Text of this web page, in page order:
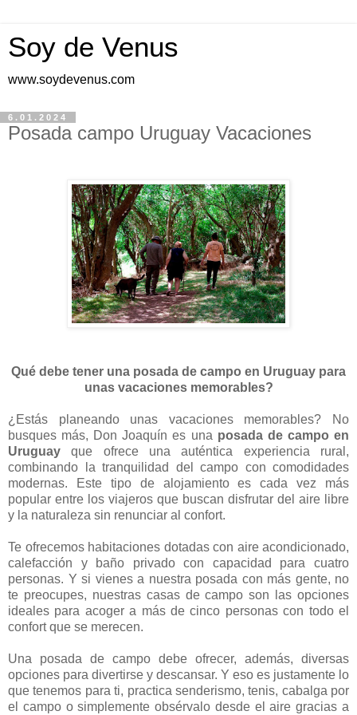
Soy de Venus
www.soydevenus.com
6.01.2024
Posada campo Uruguay Vacaciones
Qué debe tener una posada de campo en Uruguay para
unas vacaciones memorables?
¿Estás planeando unas vacaciones memorables? No
busques más, Don Joaquín es una posada de campo en
Uruguay que ofrece una auténtica experiencia rural,
combinando la tranquilidad del campo con comodidades
modernas. Este tipo de alojamiento es cada vez más
popular entre los viajeros que buscan disfrutar del aire libre
y la naturaleza sin renunciar al confort.
Te ofrecemos habitaciones dotadas con aire acondicionado,
calefacción y baño privado con capacidad para cuatro
personas. Y si vienes a nuestra posada con más gente, no
te preocupes, nuestras casas de campo son las opciones
ideales para acoger a más de cinco personas con todo el
confort que se merecen.
Una posada de campo debe ofrecer, además, diversas
opciones para divertirse y descansar. Y eso es justamente lo
que tenemos para ti, practica senderismo, tenis, cabalga por
el campo o simplemente obsérvalo desde el aire gracias a